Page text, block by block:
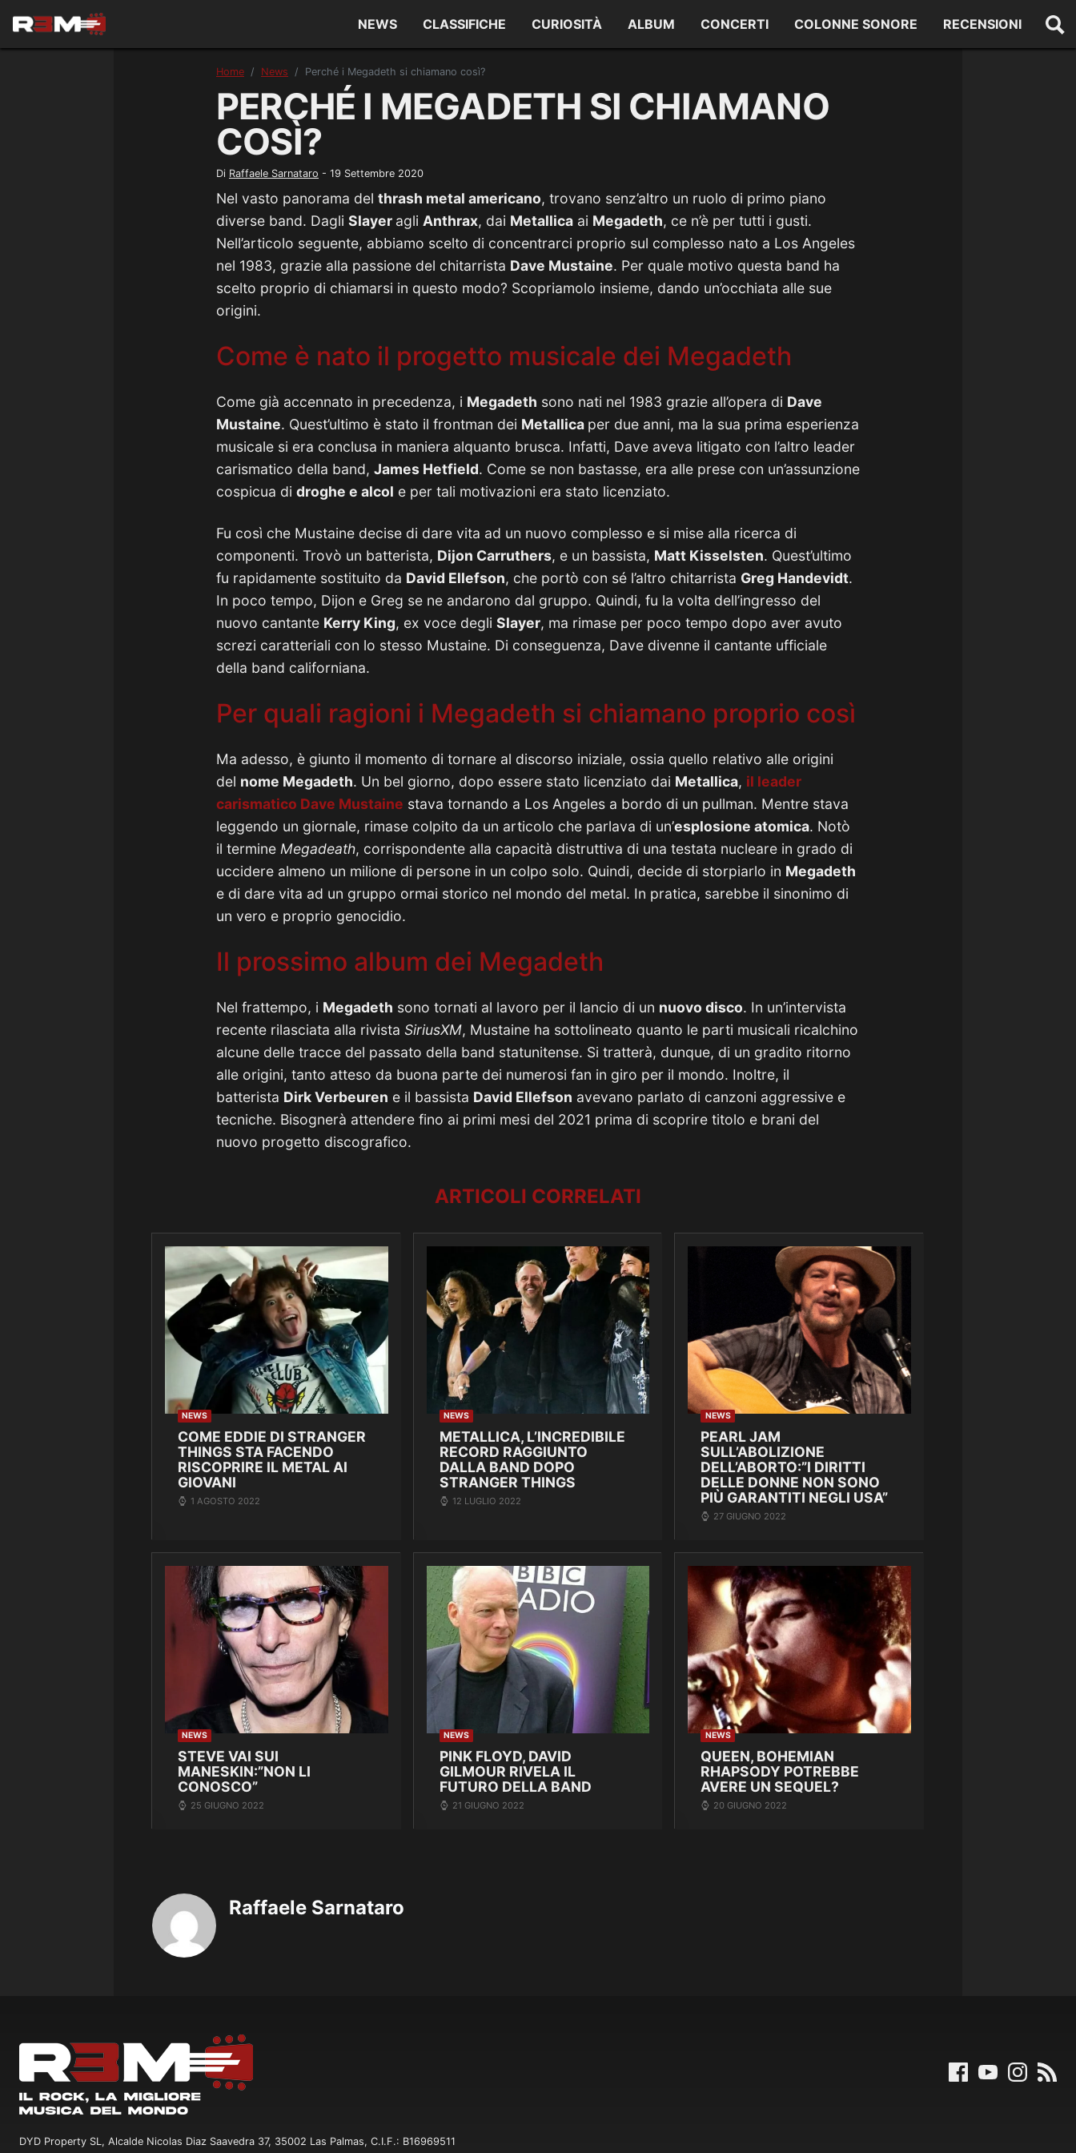
NEWS CLASSIFICHE CURIOSITÀ ALBUM CONCERTI COLONNE SONORE RECENSIONI
Home News Perché i Megadeth si chiamano così?
PERCHÉ I MEGADETH SI CHIAMANO
COSÌ?
Di Raffaele Sarnataro - 19 Settembre 2020
Nel vasto panorama del thrash metal americano, trovano senz’altro un ruolo di primo piano
diverse band. Dagli Slayer agli Anthrax, dai Metallica ai Megadeth, ce n’è per tutti i gusti.
Nell’articolo seguente, abbiamo scelto di concentrarci proprio sul complesso nato a Los Angeles
nel 1983, grazie alla passione del chitarrista Dave Mustaine. Per quale motivo questa band ha
scelto proprio di chiamarsi in questo modo? Scopriamolo insieme, dando un’occhiata alle sue
origini.
Come è nato il progetto musicale dei Megadeth
Come già accennato in precedenza, i Megadeth sono nati nel 1983 grazie all’opera di Dave
Mustaine. Quest’ultimo è stato il frontman dei Metallica per due anni, ma la sua prima esperienza
musicale si era conclusa in maniera alquanto brusca. Infatti, Dave aveva litigato con l’altro leader
carismatico della band, James Hetfield. Come se non bastasse, era alle prese con un’assunzione
cospicua di droghe e alcol e per tali motivazioni era stato licenziato.
Fu così che Mustaine decise di dare vita ad un nuovo complesso e si mise alla ricerca di
componenti. Trovò un batterista, Dijon Carruthers, e un bassista, Matt Kisselsten. Quest’ultimo
fu rapidamente sostituito da David Ellefson, che portò con sé l’altro chitarrista Greg Handevidt.
In poco tempo, Dijon e Greg se ne andarono dal gruppo. Quindi, fu la volta dell’ingresso del
nuovo cantante Kerry King, ex voce degli Slayer, ma rimase per poco tempo dopo aver avuto
screzi caratteriali con lo stesso Mustaine. Di conseguenza, Dave divenne il cantante ufficiale
della band californiana.
Per quali ragioni i Megadeth si chiamano proprio così
Ma adesso, è giunto il momento di tornare al discorso iniziale, ossia quello relativo alle origini
del nome Megadeth. Un bel giorno, dopo essere stato licenziato dai Metallica, il leader
carismatico Dave Mustaine stava tornando a Los Angeles a bordo di un pullman. Mentre stava
leggendo un giornale, rimase colpito da un articolo che parlava di un’esplosione atomica. Notò
il termine Megadeath, corrispondente alla capacità distruttiva di una testata nucleare in grado di
uccidere almeno un milione di persone in un colpo solo. Quindi, decide di storpiarlo in Megadeth
e di dare vita ad un gruppo ormai storico nel mondo del metal. In pratica, sarebbe il sinonimo di
un vero e proprio genocidio.
Il prossimo album dei Megadeth
Nel frattempo, i Megadeth sono tornati al lavoro per il lancio di un nuovo disco. In un’intervista
recente rilasciata alla rivista SiriusXM, Mustaine ha sottolineato quanto le parti musicali ricalchino
alcune delle tracce del passato della band statunitense. Si tratterà, dunque, di un gradito ritorno
alle origini, tanto atteso da buona parte dei numerosi fan in giro per il mondo. Inoltre, il
batterista Dirk Verbeuren e il bassista David Ellefson avevano parlato di canzoni aggressive e
tecniche. Bisognerà attendere fino ai primi mesi del 2021 prima di scoprire titolo e brani del
nuovo progetto discografico.
ARTICOLI CORRELATI
NEWS
COME EDDIE DI STRANGER
THINGS STA FACENDO
RISCOPRIRE IL METAL AI
GIOVANI
1 AGOSTO 2022
NEWS
METALLICA, L’INCREDIBILE
RECORD RAGGIUNTO
DALLA BAND DOPO
STRANGER THINGS
12 LUGLIO 2022
NEWS
PEARL JAM
SULL’ABOLIZIONE
DELL’ABORTO:”I DIRITTI
DELLE DONNE NON SONO
PIÙ GARANTITI NEGLI USA”
27 GIUGNO 2022
NEWS
STEVE VAI SUI
MANESKIN:”NON LI
CONOSCO”
25 GIUGNO 2022
NEWS
PINK FLOYD, DAVID
GILMOUR RIVELA IL
FUTURO DELLA BAND
21 GIUGNO 2022
NEWS
QUEEN, BOHEMIAN
RHAPSODY POTREBBE
AVERE UN SEQUEL?
20 GIUGNO 2022
Raffaele Sarnataro
DYD Property SL, Alcalde Nicolas Diaz Saavedra 37, 35002 Las Palmas, C.I.F.: B16969511